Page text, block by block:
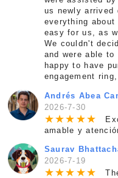
us newly arrived
everything
easy for us, as
We couldn't
and were able
happy to have
engagement
Andrés Abea
2026-7-30
★★★ ★★
amable y
Saurav
2026-7-19
★★★ ★★